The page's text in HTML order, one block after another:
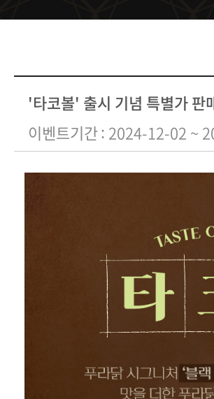
'타코볼' 출시 기념 특별가 판
이벤트기간 2024-12-02 ~